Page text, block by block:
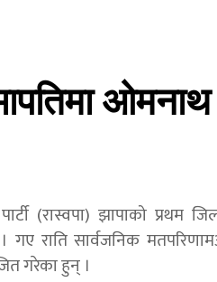
ओमनाथ
(रास्वपा) झापाको प्रथम
गए राति सार्वजनिक
गरेका हुन् ।